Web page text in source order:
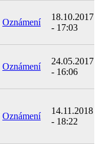
Oznámení
18.10.2017
- 17:03
Oznámení
24.05.2017
- 16:06
Oznámení
14.11.2018
- 18:22